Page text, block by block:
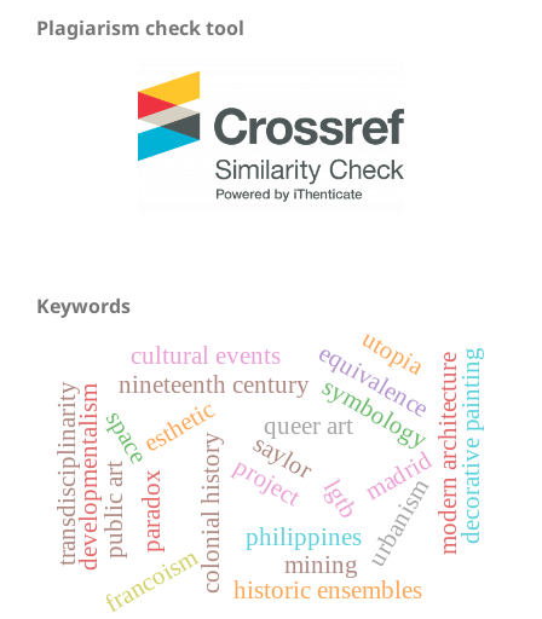
Plagiarism check tool
Keywords
symbology
lgtb
saylor
queer art
esthetic
philippines
madrid
colonial history urbanism
nineteenth century
mining
paradox modern architecture
project
space
equivalence
francoism
developmentalism
historic ensembles
cultural events
transdisciplinarity public art decorative painting
utopia